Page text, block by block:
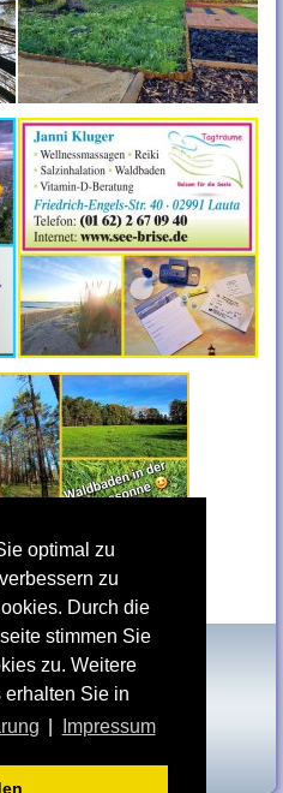
optimal zu
zu
Durch die
stimmen Sie
zu. Weitere
erhalten Sie in
Impressum
Kontakt